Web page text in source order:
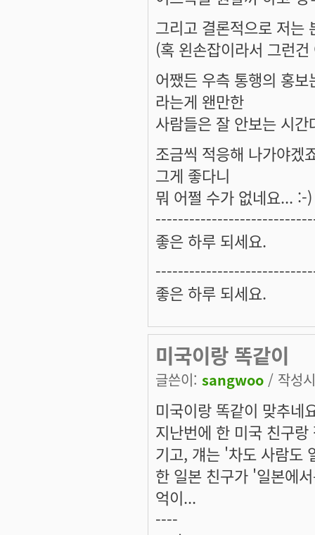
그리고 결론적으로 저는
(혹 왼손잡이라서 그런
어쨌든 우측 통행의 홍
라는게 왠만한
사람들은 잘 안보는 시
조금씩 적응해 나가야겠
그게 좋다니
뭐 어쩔 수가 없네요... :-)
좋은 하루 되세요.
좋은 하루 되세요.
미국이랑 똑같이
글쓴이: sangwoo / 작성
미국이랑 똑같이 맞추네
지난번에 한 미국 친구
기고, 걔는 '차도 사람도
한 일본 친구가 '일본에
억이...
----